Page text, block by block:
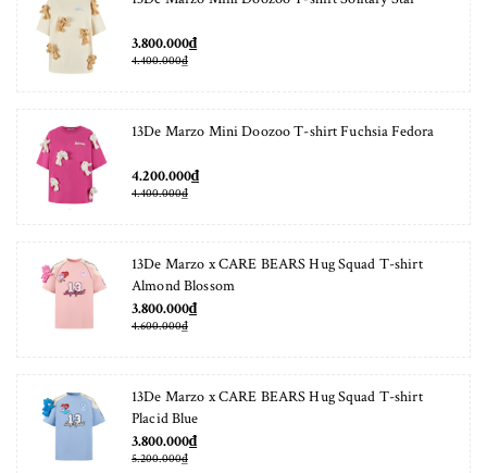
3.800.000₫
4.400.000₫
13De Marzo Mini Doozoo T-shirt Fuchsia Fedora
4.200.000₫
4.400.000₫
13De Marzo x CARE BEARS Hug Squad T-shirt
Almond Blossom
3.800.000₫
4.600.000₫
13De Marzo x CARE BEARS Hug Squad T-shirt
Placid Blue
3.800.000₫
5.200.000₫